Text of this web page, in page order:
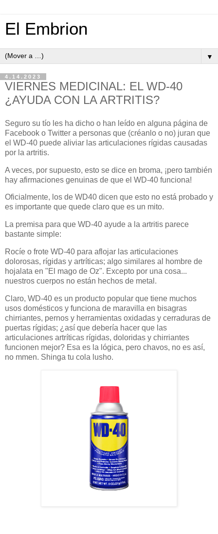
El Embrion
▼
4.14.2023
VIERNES MEDICINAL: EL WD-40
¿AYUDA CON LA ARTRITIS?
Seguro su tío les ha dicho o han leído en alguna página de
Facebook o Twitter a personas que (créanlo o no) juran que
el WD-40 puede aliviar las articulaciones rígidas causadas
por la artritis.
A veces, por supuesto, esto se dice en broma, ¡pero también
hay afirmaciones genuinas de que el WD-40 funciona!
Oficialmente, los de WD40 dicen que esto no está probado y
es importante que quede claro que es un mito.
La premisa para que WD-40 ayude a la artritis parece
bastante simple:
Rocíe o frote WD-40 para aflojar las articulaciones
dolorosas, rígidas y artríticas; algo similares al hombre de
hojalata en "El mago de Oz". Excepto por una cosa...
nuestros cuerpos no están hechos de metal.
Claro, WD-40 es un producto popular que tiene muchos
usos domésticos y funciona de maravilla en bisagras
chirriantes, pernos y herramientas oxidadas y cerraduras de
puertas rígidas; ¿así que debería hacer que las
articulaciones artríticas rígidas, doloridas y chirriantes
funcionen mejor? Esa es la lógica, pero chavos, no es así,
no mmen. Shinga tu cola lusho.